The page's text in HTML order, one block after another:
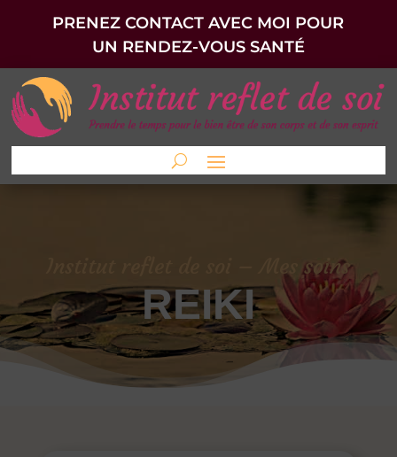
PRENEZ CONTACT AVEC MOI POUR
UN RENDEZ-VOUS SANTÉ
Institut reflet de soi – Mes soins
REIKI